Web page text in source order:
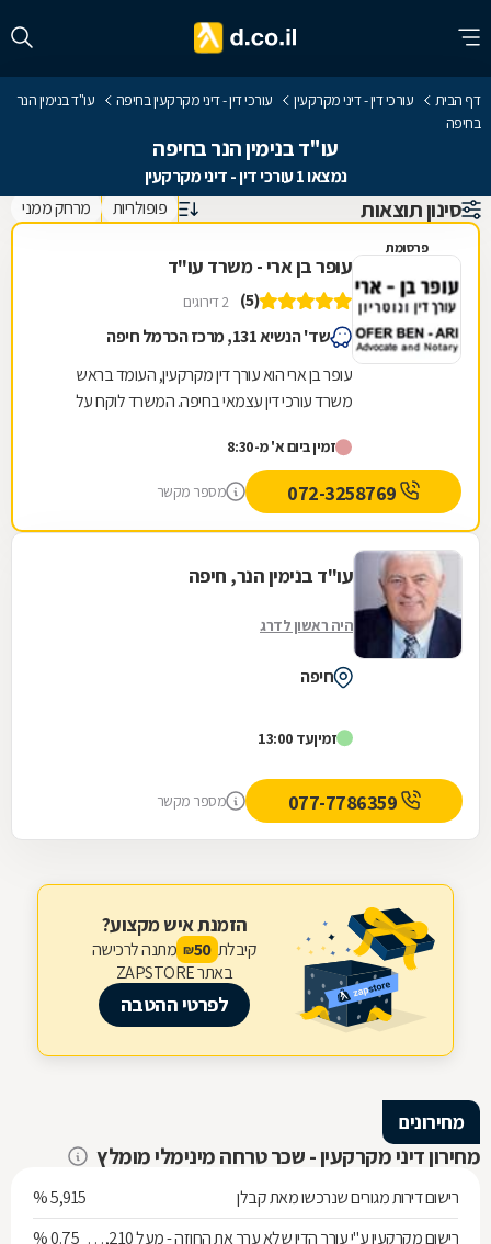
דף הבית עורכי דין - דיני מקרקעין עורכי דין - דיני מקרקעין בחיפה
עו"ד בנימין הנר
בחיפה
עו"ד בנימין הנר בחיפה
נמצאו 1 עורכי דין - דיני מקרקעין
סינון תוצאות פופולריות מרחק ממני
פרסומת
עופר בן ארי - משרד עו"ד
(5) 2 דירוגים
שד' הנשיא 131, מרכז הכרמל חיפה
עופר בן ארי הוא עורך דין מקרקעין, העומד בראש
משרד עורכי דין עצמאי בחיפה. המשרד לוקח על
ובכלל זה...
זמין ביום א' מ-8:30
מספר מקשר
עו"ד בנימין הנר, חיפה
היה ראשון לדרג
חיפה
זמיןעד 13:00
מספר מקשר
הזמנת איש מקצוע?
קיבלת 50
₪ מתנה לרכישה
באתר ZAPSTORE
לפרטי ההטבה
מחירונים
מחירון דיני מקרקעין - שכר טרחה מינימלי מומלץ
רישום דירות מגורים שנרכשו מאת קבלן
5,915 %
רישום מקרקעין ע"י עורך הדין שלא ערך את החוזה - מעל 538,210 ש"ח 0.75 %